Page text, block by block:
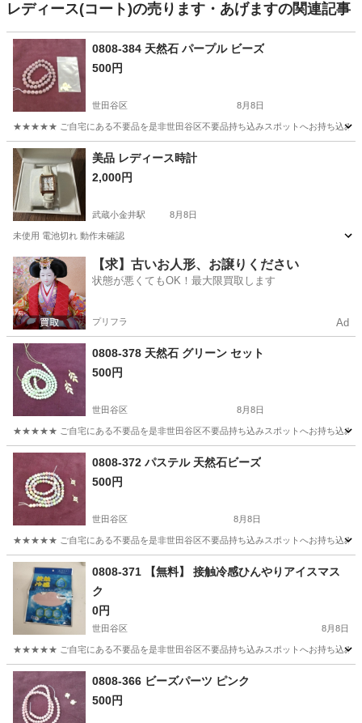
レディース(コート)の売ります・あげますの関連記事
0808-384 天然石 パープル ビーズ
500円
世田谷区 8月8日
★★★★★ ご自宅にある不要品を是非世田谷区不要品持ち込みスポットへお持ち込みし
東京 世田谷区 アクセサリー 天然
美品 レディース時計
2,000円
武蔵小金井駅 8月8日
未使用 電池切れ 動作未確認
東京 小金井市 武蔵小金井駅 アクセサリー
【求】古いお人形、お譲りください
状態が悪くてもOK！最大限買取します
プリフラ Ad
0808-378 天然石 グリーン セット
500円
世田谷区 8月8日
★★★★★ ご自宅にある不要品を是非世田谷区不要品持ち込みスポットへお持ち込みし
東京 世田谷区 アクセサリー 天然石
0808-372 パステル 天然石ビーズ
500円
世田谷区 8月8日
★★★★★ ご自宅にある不要品を是非世田谷区不要品持ち込みスポットへお持ち込みし
東京 世田谷区 アクセサリー 天然石ビーズ
0808-371 【無料】 接触冷感ひんやりアイスマス
ク
0円
世田谷区 8月8日
★★★★★ ご自宅にある不要品を是非世田谷区不要品持ち込みスポットへお持ち込みし
東京 世田谷区 アイス
0808-366 ビーズパーツ ピンク
500円